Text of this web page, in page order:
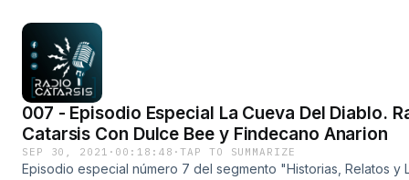
007 - Episodio Especial La Cueva Del Diablo.
Catarsis Con Dulce Bee y Findecano Anarion
SEP 30, 2021 · 00:18:48 ·TAP TO SUMMARIZE
Episodio especial número 7 del segmento "Historias, Relatos y